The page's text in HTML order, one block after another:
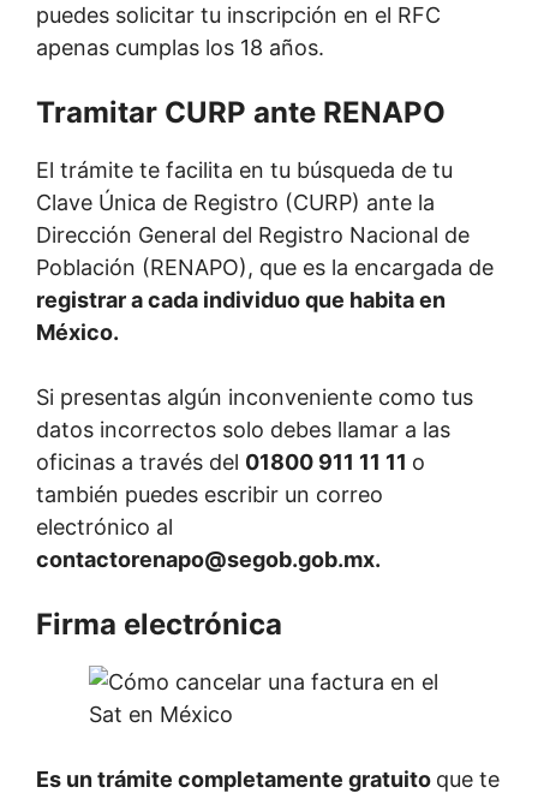
puedes solicitar tu inscripción en el RFC
apenas cumplas los 18 años.
Tramitar CURP ante RENAPO
El trámite te facilita en tu búsqueda de tu
Clave Única de Registro (CURP) ante la
Dirección General del Registro Nacional de
Población (RENAPO), que es la encargada de
registrar a cada individuo que habita en
México.
Si presentas algún inconveniente como tus
datos incorrectos solo debes llamar a las
oficinas a través del 01800 911 11 11 o
también puedes escribir un correo
electrónico al
contactorenapo@segob.gob.mx.
Firma electrónica
Es un trámite completamente gratuito que te